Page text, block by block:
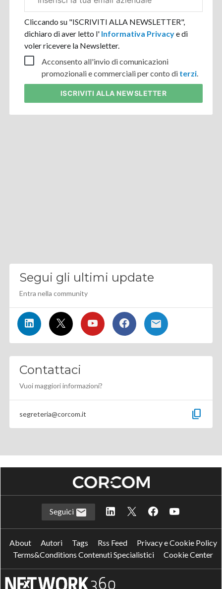
aziendale
Cliccando su "ISCRIVITI ALLA NEWSLETTER",
dichiaro di aver letto l' Informativa Privacye di
voler ricevere la Newsletter.
Acconsento all'invio di comunicazioni
promozionali e commerciali per conto di terzi.
ISCRIVITI ALLA NEWSLETTER
Segui gli ultimi update
Entra nella community
Contattaci
Vuoi maggiori informazioni?
segreteria@corcom.it content_copy
Seguici
About Autori Tags Rss Feed
Privacy e Cookie Policy
Terms&Conditions Contenuti Specialistici
Cookie Center